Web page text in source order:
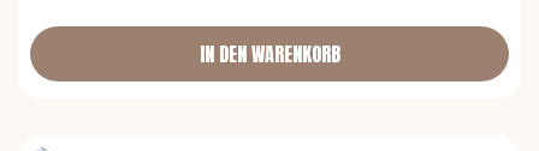
IN DEN WARENKORB